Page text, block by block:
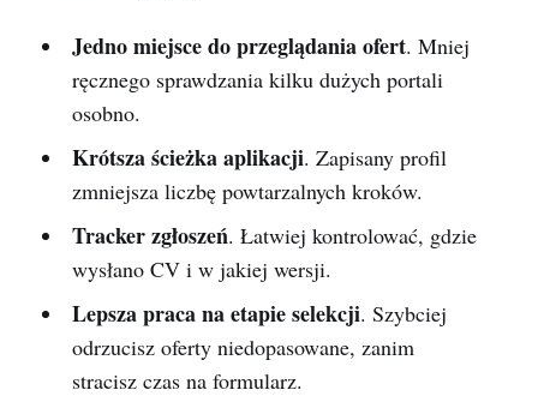
Jedno miejsce do przeglądania ofert. Mniej
ręcznego sprawdzania kilku dużych portali
osobno.
Krótsza ścieżka aplikacji. Zapisany profil
zmniejsza liczbę powtarzalnych kroków.
Tracker zgłoszeń. Łatwiej kontrolować, gdzie
wysłano CV i w jakiej wersji.
Lepsza praca na etapie selekcji. Szybciej
odrzucisz oferty niedopasowane, zanim
stracisz czas na formularz.